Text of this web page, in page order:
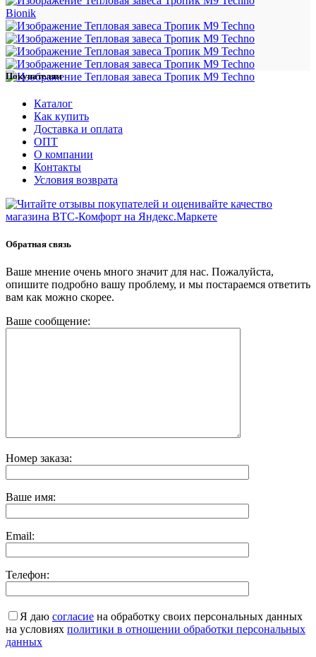
Bionik
Покупателям
Каталог
Как купить
Доставка и оплата
ОПТ
О компании
Контакты
Условия возврата
Обратная связь
Ваше мнение очень много значит для нас. Пожалуйста,
опишите подробно вашу проблему, и мы постараемся ответить
вам как можно скорее.
Ваше сообщение:
Номер заказа:
Ваше имя:
Email:
Телефон:
Я даю согласие на обработку своих персональных данных
на условиях политики в отношении обработки персональных
данных